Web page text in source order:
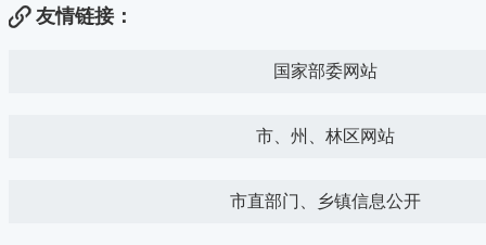
友情链接：
国家部委网站
市、州、林区网站
市直部门、乡镇信息公开